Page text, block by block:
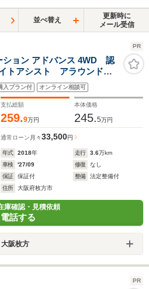
並べ替え
更新時に
メール受信
PR
ョン アドバンス 4WD 認
トアシスト アラウンドビ
ート レザーシート パワ
イドアシスト 3ゾーンエ
キー
入プラン付 オンライン相談可
支払総額
259.9万円
本体価格
245.5万円
通常ローン 月々33,500円
年式 2018年 走行 3.6万km
車検
'27/09 修復
なし
保証
保証付 整備
法定整備付
住所
大阪府枚方市
庫確認・見積依頼
電話する
阪枚方
PR